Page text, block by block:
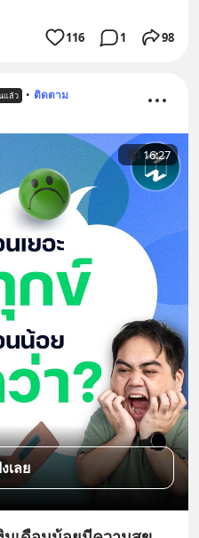
116 1 98
แล้ว • ติดตาม
16:27
เลย